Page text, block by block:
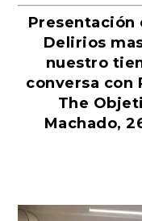
Presentación
Delirios
nuestro
conversa con
The
Machado,
Reproductor